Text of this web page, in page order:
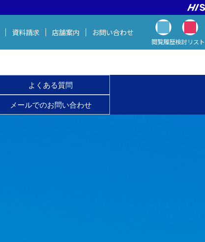
資料請求 店舗案内 お問い合わせ
閲覧履歴検討リスト
よくある質問
メールでのお問い合わせ